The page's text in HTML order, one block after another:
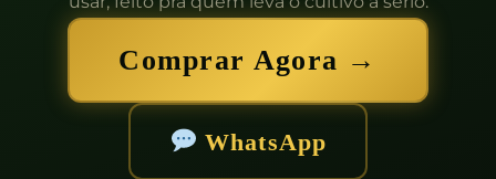
Comprar Agora →
WhatsApp